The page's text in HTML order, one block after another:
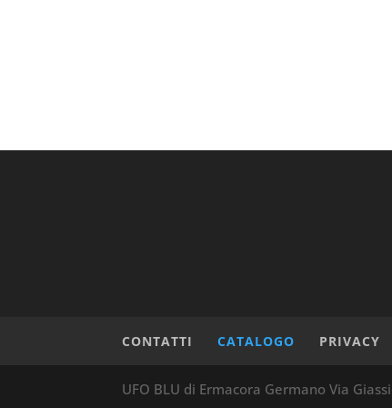
CONTATTI CATALOGO PRIVACY
UFO BLU di Ermacora Germano Via